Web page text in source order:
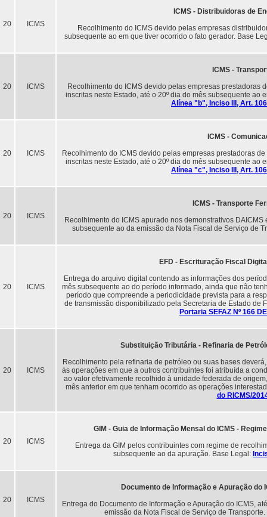
20 ICMS
ICMS - Distribuidoras de
Recolhimento do ICMS devido pelas empresas
subsequente ao em que tiver ocorrido o fato gerador. Base
20 ICMS
ICMS -
Recolhimento do ICMS devido pelas empresas prestadoras
inscritas neste Estado, até o 20º dia do mês subsequente ao
Alínea "b", Inciso III, Art.
20 ICMS
ICMS -
Recolhimento do ICMS devido pelas empresas prestadoras
inscritas neste Estado, até o 20º dia do mês subsequente ao
Alínea "c", Inciso III, Art.
20 ICMS
ICMS - Transporte
Recolhimento do ICMS apurado nos demonstrativos
subsequente ao da emissão da Nota Fiscal de Serviço de
20 ICMS
EFD - Escrituração Fiscal
Entrega do arquivo digital contendo as informações dos
mês subsequente ao do período informado, ainda que não
período que compreende a periodicidade prevista para a
de transmissão disponibilizado pela Secretaria de Estado de
Portaria SEFAZ Nº 166
20 ICMS
Substituição Tributária - Refinaria de
Recolhimento pela refinaria de petróleo ou suas bases
às operações em que a outros contribuintes foi atribuída a
ao valor efetivamente recolhido à unidade federada de
mês anterior em que tenham ocorrido as operações
do RICMS/
20 ICMS
GIM - Guia de Informação Mensal do ICMS -
Entrega da GIM pelos contribuintes com regime de
subsequente ao da apuração. Base Legal:
20 ICMS
Documento de Informação e Apuração do
Entrega do Documento de Informação e Apuração do ICMS,
emissão da Nota Fiscal de Serviço de